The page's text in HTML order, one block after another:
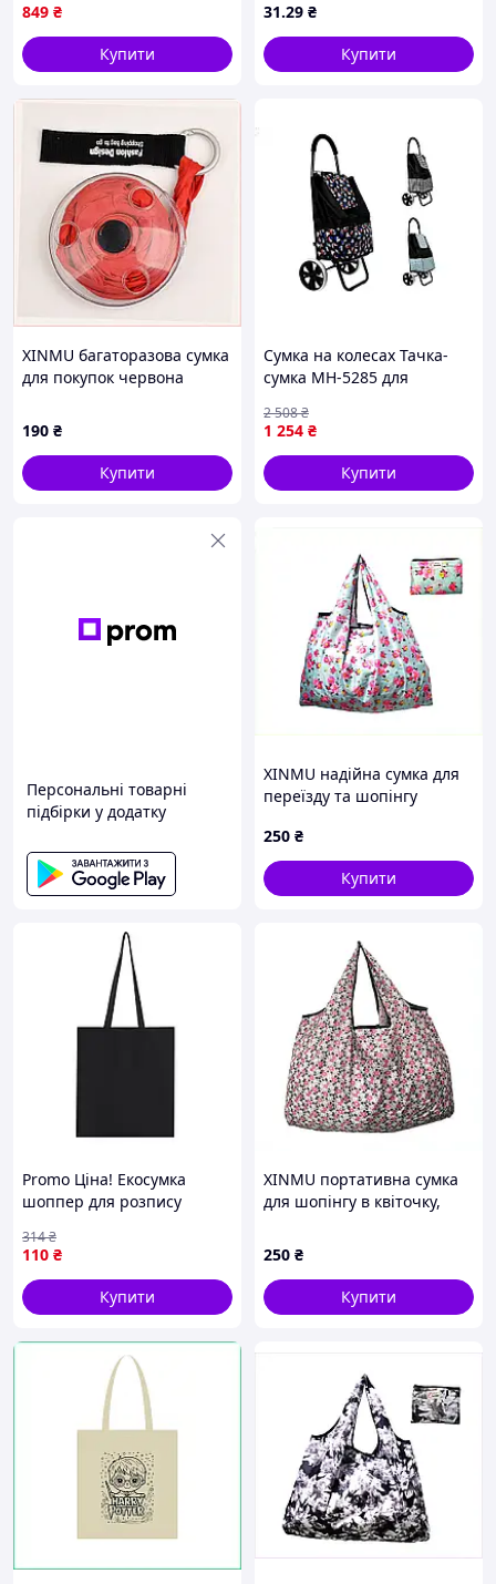
849 ₴
Купити
31.29 ₴
Купити
XINMU багаторазова сумка
для покупок червона
190 ₴
Купити
Сумка на колесах Тачка-
сумка MH-5285 для
місткістю до 20 кг із
поліестеру
1 254 ₴
2 508₴
Купити
Персональні товарні
підбірки у додатку
XINMU надійна сумка для
переїзду та шопінгу
250 ₴
Купити
Promo Ціна! Екосумка
шоппер для розпису
размер 38 х 42 см (235 г/м²)
- тільки на ZaGrosh.com.ua
110 ₴
314₴
Купити
XINMU портативна сумка
для шопінгу в квіточку,
250 ₴
Купити